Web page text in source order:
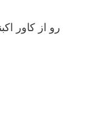
رو از كاور